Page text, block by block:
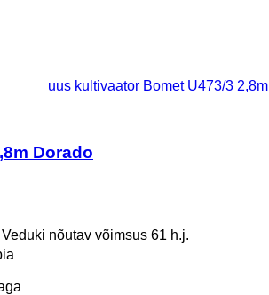
uus kultivaator Bomet U473/3 2,8m
Dorado
Veduki nõutav võimsus 61 h.j.